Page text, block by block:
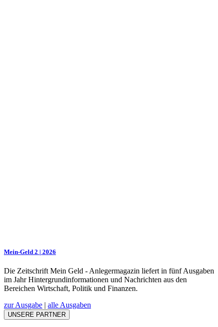
Mein-Geld 2 | 2026
Die Zeitschrift Mein Geld - Anlegermagazin liefert in fünf Ausgaben
im Jahr Hintergrundinformationen und Nachrichten aus den
Bereichen Wirtschaft, Politik und Finanzen.
zur Ausgabe | alle Ausgaben
UNSERE PARTNER